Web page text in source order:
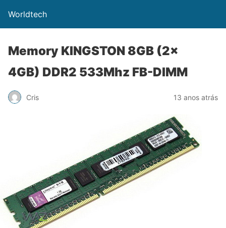
Worldtech
Memory KINGSTON 8GB (2x
4GB) DDR2 533Mhz FB-DIMM
Cris 13 anos atrás